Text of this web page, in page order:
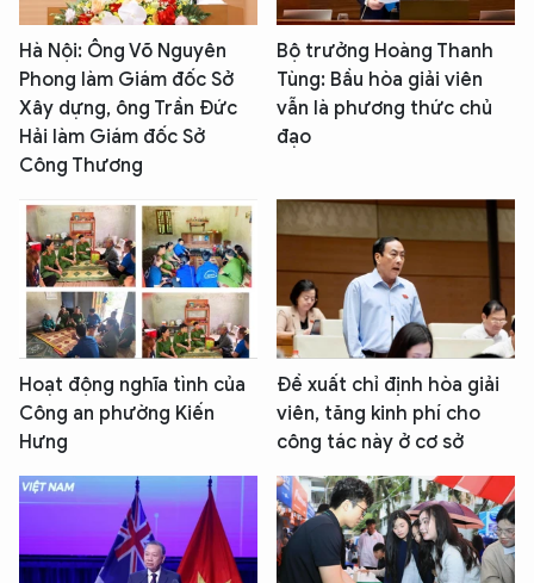
Hà Nội: Ông Võ Nguyên
Phong làm Giám đốc Sở
Xây dựng, ông Trần Đức
Hải làm Giám đốc Sở
Công Thương
Bộ trưởng Hoàng Thanh
Tùng: Bầu hòa giải viên
vẫn là phương thức chủ
đạo
Hoạt động nghĩa tình của
Công an phường Kiến
Hưng
Đề xuất chỉ định hòa giải
viên, tăng kinh phí cho
công tác này ở cơ sở